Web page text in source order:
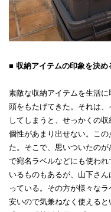
■ 収納アイテムの印象を決め
素敵な収納アイテムを生活
頭をもたげてきた。それは
してしまうと、せっかくの
個性があまり出せない。こ
た。そこで、思いついたの
で宛名ラベルなどにも使わ
いるものもあるが、山下さ
っている。その方が様々な
安いので気兼ねなく使える